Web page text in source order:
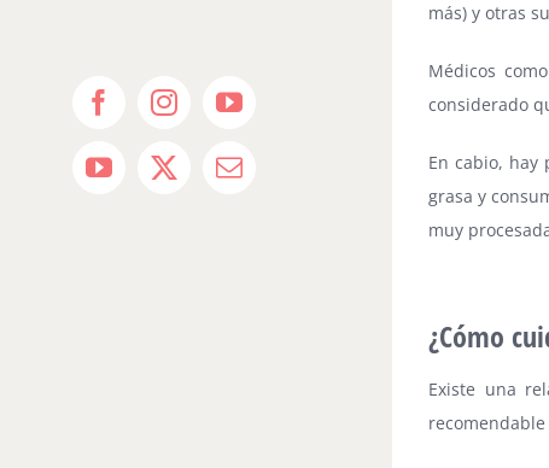
FacebookInstagramYouTube
YouTube
X Email
más) y otras
Médicos
considerado
En cabio, hay
grasa y
muy
¿Cómo
Existe una